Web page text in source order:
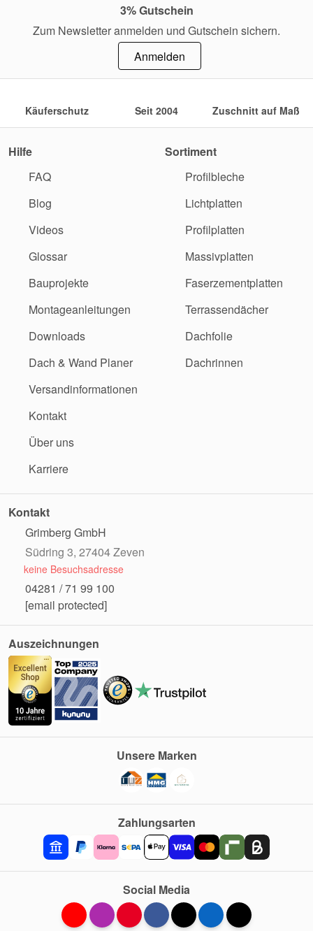
3% Gutschein
Zum Newsletter anmelden und Gutschein sichern.
Anmelden
Käuferschutz Seit 2004 Zuschnitt auf Maß
Hilfe
FAQ
Blog
Videos
Glossar
Bauprojekte
Montageanleitungen
Downloads
Dach & Wand Planer
Versandinformationen
Kontakt
Über uns
Karriere
Sortiment
Profilbleche
Lichtplatten
Profilplatten
Massivplatten
Faserzementplatten
Terrassendächer
Dachfolie
Dachrinnen
Kontakt
Grimberg GmbH
Südring 3, 27404 Zeven
keine Besuchsadresse
04281 / 71 99 100
[email protected]
Auszeichnungen
Zahlungsarten
Unsere Marken
Social Media